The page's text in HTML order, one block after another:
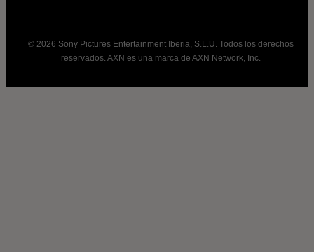
© 2026 Sony Pictures Entertainment Iberia, S.L.U. Todos los derechos
reservados. AXN es una marca de AXN Network, Inc.